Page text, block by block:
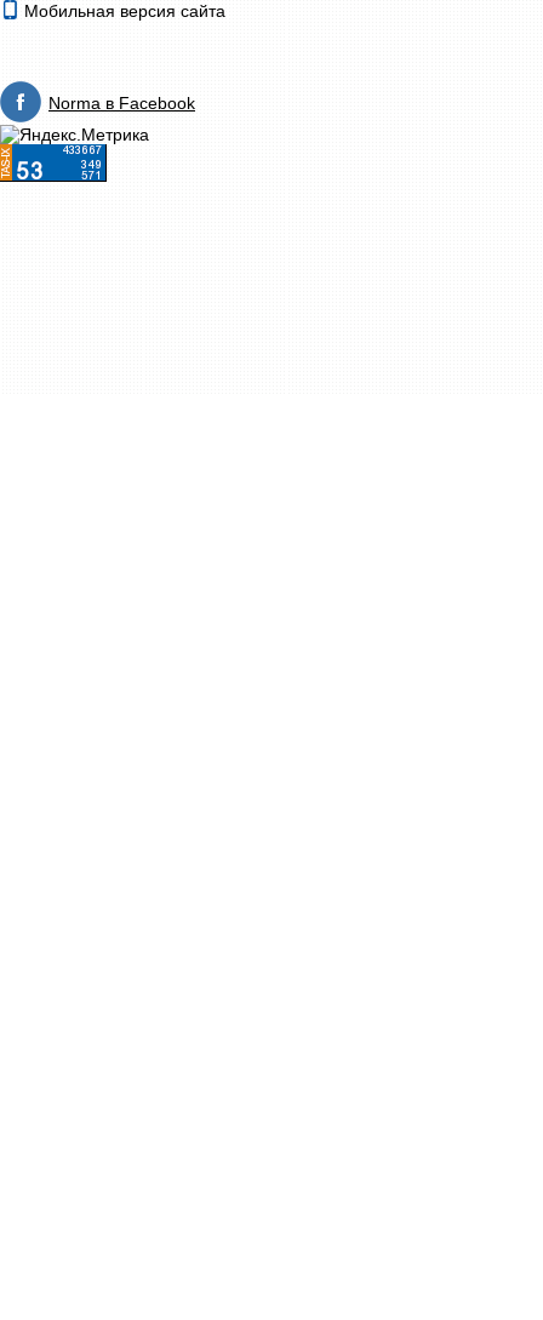
Мобильная версия сайта
Norma в Facebook